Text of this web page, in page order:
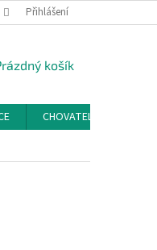
OCHRANY OSOBNÍCH ÚDAJŮ
Přihlášení
košík
CHOVATELSKÉ